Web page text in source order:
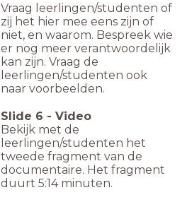
Vraag leerlingen/studenten of
zij het hier mee eens zijn of
niet, en waarom. Bespreek wie
er nog meer verantwoordelijk
kan zijn. Vraag de
leerlingen/studenten ook
naar voorbeelden.
Slide 6 - Video
Bekijk met de
leerlingen/studenten het
tweede fragment van de
documentaire. Het fragment
duurt 5:14 minuten.